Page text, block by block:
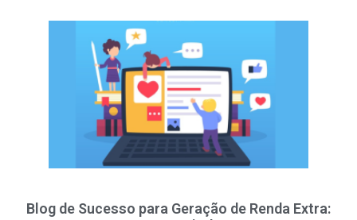
Blog de Sucesso para Geração de Renda Extra: